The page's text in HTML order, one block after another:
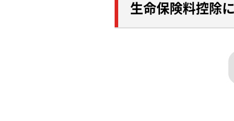
生命保険料控除